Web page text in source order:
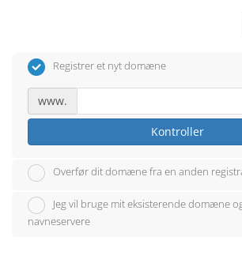
Registrer et nyt domæne
www.
Kontroller
Overfør dit domæne fra en anden
Jeg vil bruge mit eksisterende domæne
navneservere